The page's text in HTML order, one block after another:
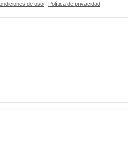
de uso | Política de privacidad